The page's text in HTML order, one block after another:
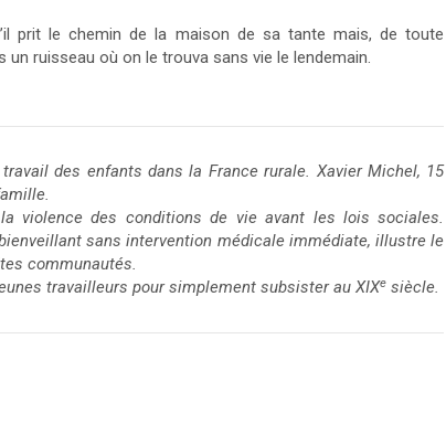
prit le chemin de la maison de sa tante mais, de toute
ruisseau où on le trouva sans vie le lendemain.
des enfants dans la France rurale. Xavier Michel, 15
violence des conditions de vie avant les lois sociales.
sans intervention médicale immédiate, illustre le
communautés.
travailleurs pour simplement subsister au XIXe siècle.